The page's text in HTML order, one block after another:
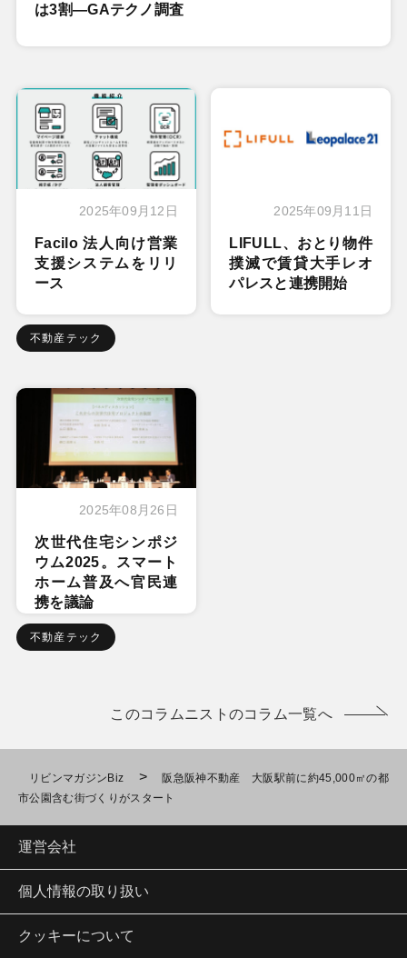
は3割―GAテクノ調査
2025年09月12日
Facilo 法人向け営業
支援システムをリリ
ース
不動産テック
2025年09月11日
LIFULL、おとり物件
撲滅で賃貸大手レオ
パレスと連携開始
2025年08月26日
次世代住宅シンポジ
ウム2025。スマート
ホーム普及へ官民連
携を議論
不動産テック
このコラムニストのコラム一覧へ
リビンマガジンBiz >
阪急阪神不動産 大阪駅前に約45,000㎡の都
市公園含む街づくりがスタート
運営会社
個人情報の取り扱い
クッキーについて